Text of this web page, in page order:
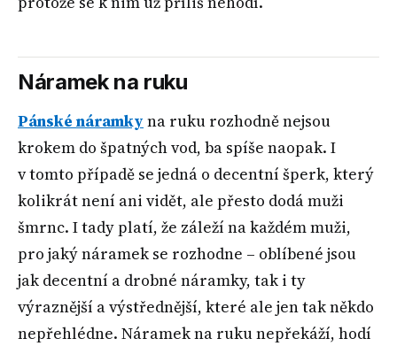
Náramek na ruku
Pánské náramky na ruku rozhodně nejsou
krokem do špatných vod, ba spíše naopak. I
v tomto případě se jedná o decentní šperk, který
kolikrát není ani vidět, ale přesto dodá muži
šmrnc. I tady platí, že záleží na každém muži,
pro jaký náramek se rozhodne – oblíbené jsou
jak decentní a drobné náramky, tak i ty
výraznější a výstřednější, které ale jen tak někdo
nepřehlédne. Náramek na ruku nepřekáží, hodí